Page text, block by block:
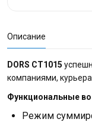
Описание
DORS CT1015
компаниями,
Функциональные
Режим